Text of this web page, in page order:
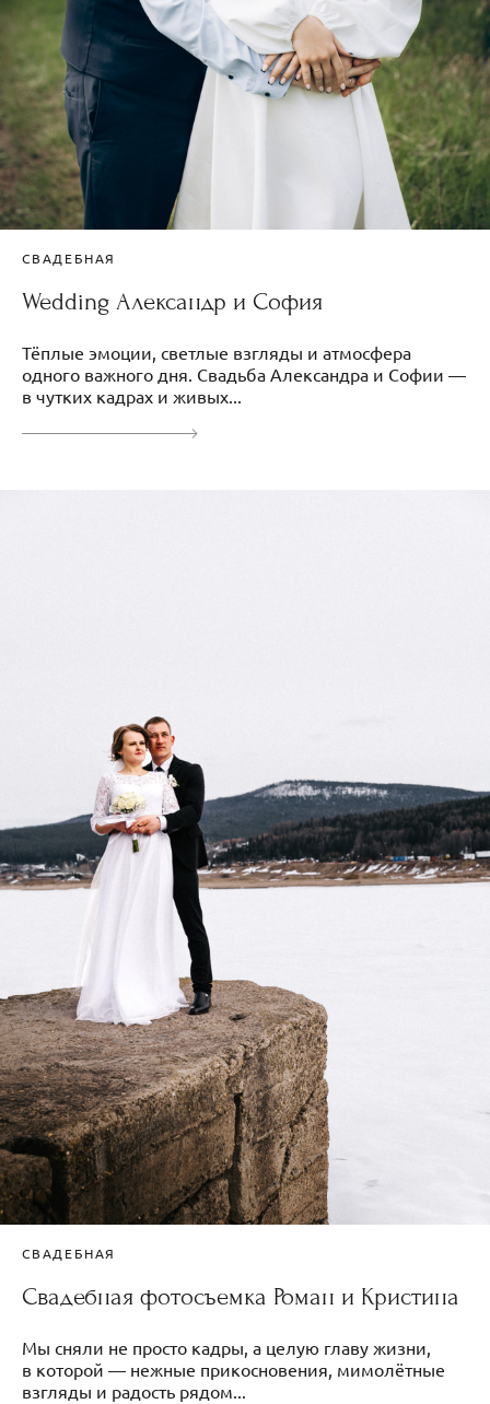
СВАДЕБНАЯ
Wedding Александр и София
Тёплые эмоции, светлые взгляды и атмосфера
одного важного дня. Свадьба Александра и Софии —
в чутких кадрах и живых...
СВАДЕБНАЯ
Свадебная фотосъемка Роман и Кристина
Мы сняли не просто кадры, а целую главу жизни,
в которой — нежные прикосновения, мимолётные
взгляды и радость рядом...